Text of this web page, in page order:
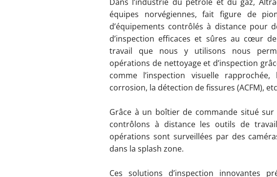
équipes norvégiennes, fait figure de
d’équipements contrôlés à distance pour
d’inspection efficaces et sûres au cœur
travail que nous y utilisons nous
opérations de nettoyage et d’inspection
comme l’inspection visuelle
corrosion, la détection de fissures (ACFM),
Grâce à un boîtier de commande situé
contrôlons à distance les outils de
opérations sont surveillées par des
dans la splash zone.
Ces solutions d’inspection innovantes